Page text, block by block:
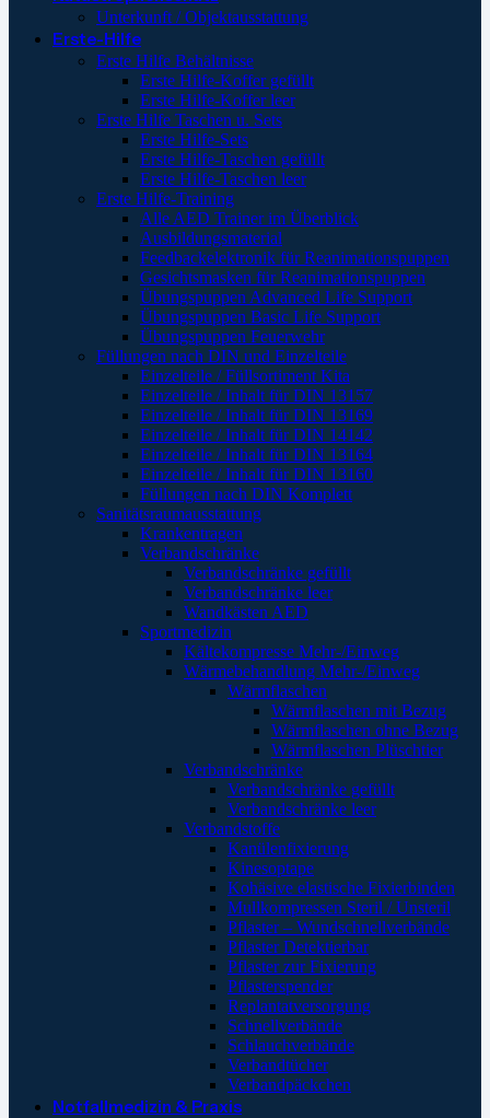
Unterkunft / Objektausstattung
Erste-Hilfe
Erste Hilfe Behältnisse
Erste Hilfe-Koffer gefüllt
Erste Hilfe-Koffer leer
Erste Hilfe Taschen u. Sets
Erste Hilfe-Sets
Erste Hilfe-Taschen gefüllt
Erste Hilfe-Taschen leer
Erste Hilfe-Training
Alle AED Trainer im Überblick
Ausbildungsmaterial
Feedbackelektronik für Reanimationspuppen
Gesichtsmasken für Reanimationspuppen
Übungspuppen Advanced Life Support
Übungspuppen Basic Life Support
Übungspuppen Feuerwehr
Füllungen nach DIN und Einzelteile
Einzelteile / Füllsortiment Kita
Einzelteile / Inhalt für DIN 13157
Einzelteile / Inhalt für DIN 13169
Einzelteile / Inhalt für DIN 14142
Einzelteile / Inhalt für DIN 13164
Einzelteile / Inhalt für DIN 13160
Füllungen nach DIN Komplett
Sanitätsraumausstattung
Krankentragen
Verbandschränke
Verbandschränke gefüllt
Verbandschränke leer
Wandkästen AED
Sportmedizin
Kältekompresse Mehr-/Einweg
Wärmebehandlung Mehr-/Einweg
Wärmflaschen
Wärmflaschen mit Bezug
Wärmflaschen ohne Bezug
Wärmflaschen Plüschtier
Verbandschränke
Verbandschränke gefüllt
Verbandschränke leer
Verbandstoffe
Kanülenfixierung
Kinesoptape
Kohäsive elastische Fixierbinden
Mullkompressen Steril / Unsteril
Pflaster – Wundschnellverbände
Pflaster Detektierbar
Pflaster zur Fixierung
Pflasterspender
Replantatversorgung
Schnellverbände
Schlauchverbände
Verbandtücher
Verbandpäckchen
Notfallmedizin & Praxis